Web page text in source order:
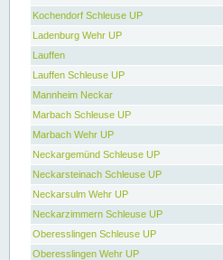
Kochendorf Schleuse UP
Ladenburg Wehr UP
Lauffen
Lauffen Schleuse UP
Mannheim Neckar
Marbach Schleuse UP
Marbach Wehr UP
Neckargemünd Schleuse UP
Neckarsteinach Schleuse UP
Neckarsulm Wehr UP
Neckarzimmern Schleuse UP
Oberesslingen Schleuse UP
Oberesslingen Wehr UP